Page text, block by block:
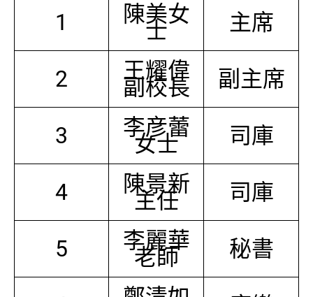
1
陳美女
士 主席
2 王耀偉
副校長 副主席
3 李彦蕾
女士 司庫
4 陳景新
主任 司庫
5 李麗華
老師 秘書